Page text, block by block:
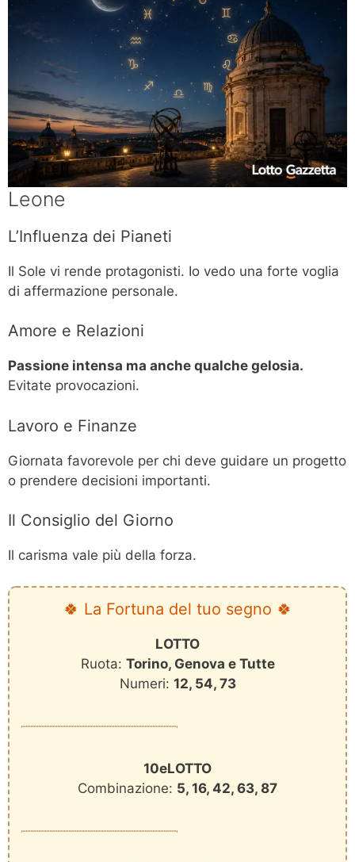
Leone
L’Influenza dei Pianeti
Il Sole vi rende protagonisti. Io vedo una forte voglia
di affermazione personale.
Amore e Relazioni
Passione intensa ma anche qualche gelosia.
Evitate provocazioni.
Lavoro e Finanze
Giornata favorevole per chi deve guidare un progetto
o prendere decisioni importanti.
Il Consiglio del Giorno
Il carisma vale più della forza.
🍀 La Fortuna del tuo segno 🍀
LOTTO
Ruota: Torino, Genova e Tutte
Numeri: 12, 54, 73
10eLOTTO
Combinazione: 5, 16, 42, 63, 87